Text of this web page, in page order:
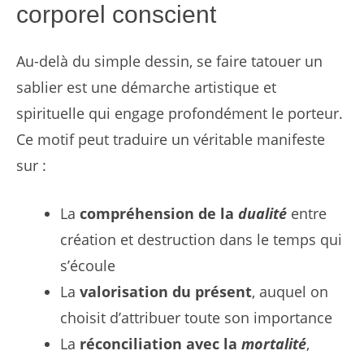
corporel conscient
Au-delà du simple dessin, se faire tatouer un
sablier est une démarche artistique et
spirituelle qui engage profondément le porteur.
Ce motif peut traduire un véritable manifeste
sur :
La compréhension de la dualité entre
création et destruction dans le temps qui
s’écoule
La valorisation du présent, auquel on
choisit d’attribuer toute son importance
La réconciliation avec la mortalité,